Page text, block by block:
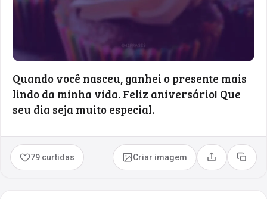
Quando você nasceu, ganhei o presente mais
lindo da minha vida. Feliz aniversário! Que
seu dia seja muito especial.
79 curtidas Criar imagem Compartilhar
Copiar